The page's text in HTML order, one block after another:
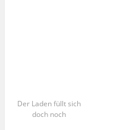
Der Laden füllt sich
doch noch